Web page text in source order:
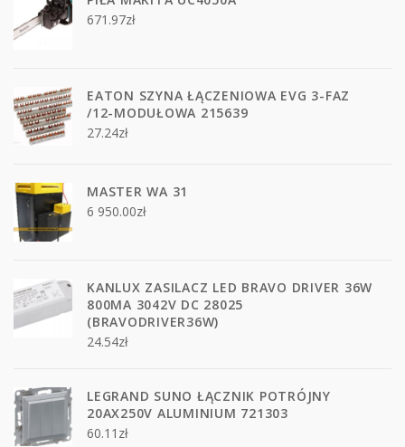
671.97zł
EATON SZYNA ŁĄCZENIOWA EVG 3-FAZ
/12-MODUŁOWA 215639
27.24zł
MASTER WA 31
6 950.00zł
KANLUX ZASILACZ LED BRAVO DRIVER 36W
800MA 3042V DC 28025
(BRAVODRIVER36W)
24.54zł
LEGRAND SUNO ŁĄCZNIK POTRÓJNY
20AX250V ALUMINIUM 721303
60.11 zł